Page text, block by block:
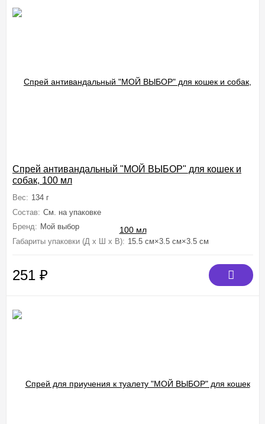
Спрей антивандальный "МОЙ ВЫБОР" для кошек и
собак, 100 мл
Вес: 134 г
Состав: См. на упаковке
Бренд: Мой выбор
Габариты упаковки (Д х Ш х В): 15.5 см×3.5 см×3.5 см
251 ₽